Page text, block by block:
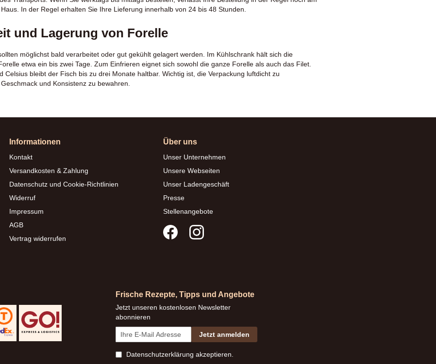
In der Regel erhalten Sie Ihre Lieferung innerhalb von 24 bis 48 Stunden.
und Lagerung von Forelle
möglichst bald verarbeitet oder gut gekühlt gelagert werden. Im Kühlschrank hält sich die
etwa ein bis zwei Tage. Zum Einfrieren eignet sich sowohl die ganze Forelle als auch das Filet.
Celsius bleibt der Fisch bis zu drei Monate haltbar. Wichtig ist, die Verpackung luftdicht zu
und Konsistenz zu bewahren.
Informationen
Kontakt
Versandkosten & Zahlung
Datenschutz und Cookie-Richtlinien
Widerruf
Impressum
AGB
Vertrag widerrufen
Über uns
Unser Unternehmen
Unsere Webseiten
Unser Ladengeschäft
Presse
Stellenangebote
Frische Rezepte, Tipps und Angebote
Jetzt unseren kostenlosen Newsletter
abonnieren
Jetzt anmelden
Datenschutzerklärung akzeptieren.